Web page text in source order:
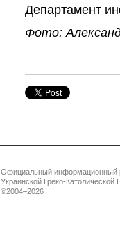
Департамент
Фото:
Официальный информационный
Украинской Греко-Католической
©2004–2026